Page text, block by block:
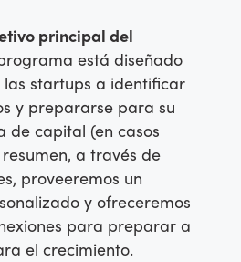
principal del
está diseñado
startups a identificar
y prepararse para su
de capital (en casos
a través de
proveeremos un
y ofreceremos
para preparar a
el crecimiento.